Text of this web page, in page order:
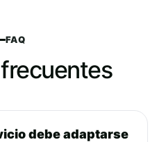
FAQ
debe adaptarse